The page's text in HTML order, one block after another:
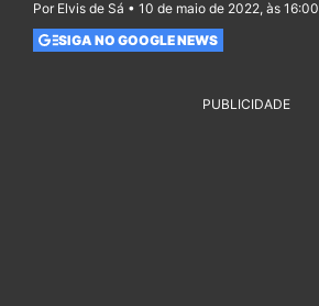
Por Elvis de Sá • 10 de maio de 2022, às 16:00
SIGA NO GOOGLE NEWS
PUBLICIDADE